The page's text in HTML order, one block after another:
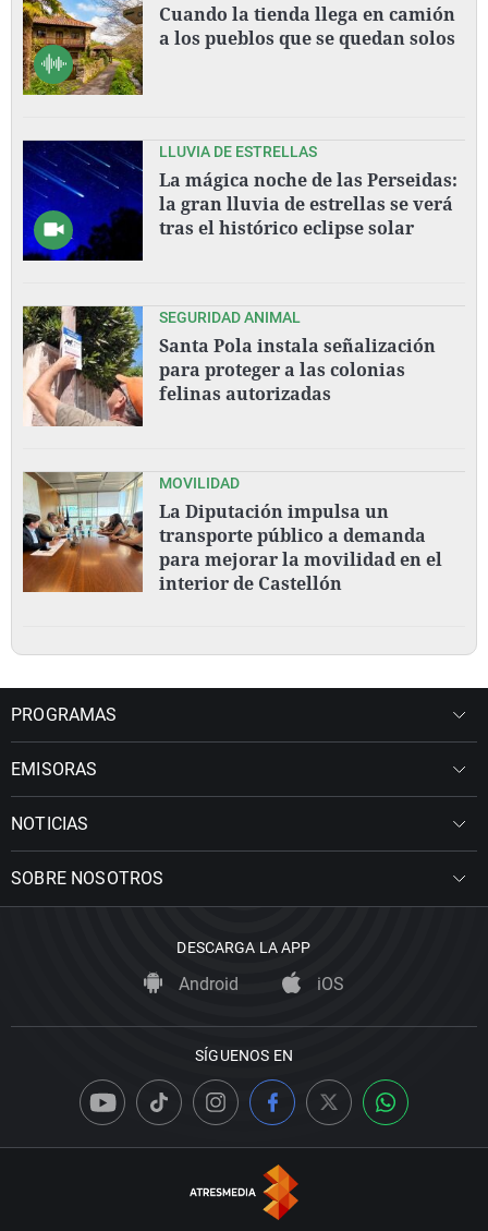
Cuando la tienda llega en camión
a los pueblos que se quedan solos
LLUVIA DE ESTRELLAS
La mágica noche de las Perseidas:
la gran lluvia de estrellas se verá
tras el histórico eclipse solar
SEGURIDAD ANIMAL
Santa Pola instala señalización
para proteger a las colonias
felinas autorizadas
MOVILIDAD
La Diputación impulsa un
transporte público a demanda
para mejorar la movilidad en el
interior de Castellón
PROGRAMAS
EMISORAS
NOTICIAS
SOBRE NOSOTROS
DESCARGA LA APP
Android iOS
SÍGUENOS EN